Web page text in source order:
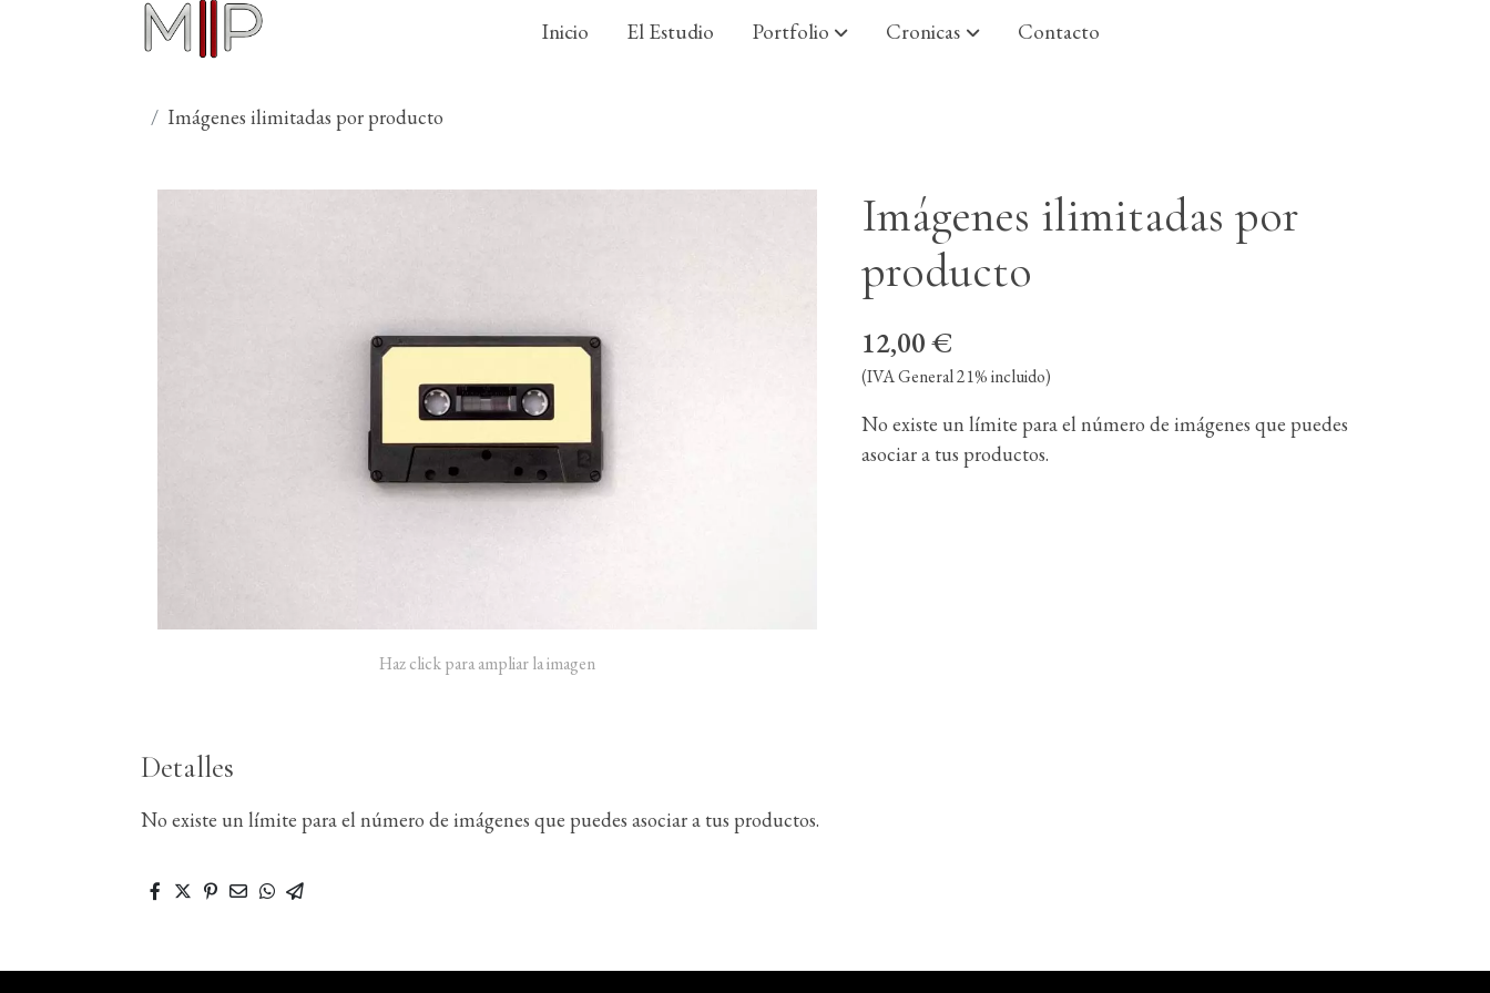
Inicio El Estudio Portfolio Cronicas Contacto
Imágenes ilimitadas por producto
Haz click para ampliar la imagen
Detalles
No existe un límite para el número de imágenes que puedes asociar a tus productos.
Imágenes ilimitadas por
producto
12,00 €
(IVA General 21% incluido)
No existe un límite para el número de imágenes que puedes
asociar a tus productos.